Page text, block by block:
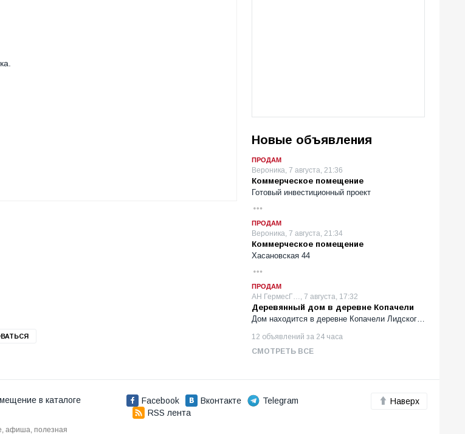
Новые объявления
ПРОДАМ
Вероника, 7 августа, 21:36
Коммерческое помещение
Готовый инвестиционный проект
ПРОДАМ
Вероника, 7 августа, 21:34
Коммерческое помещение
Хасановская 44
ПРОДАМ
АН ГермесГ…, 7 августа, 17:32
Деревянный дом в деревне Копачели
Дом находится в деревне Копачели Лидског…
12 объявлений за 24 часа
СМОТРЕТЬ ВСЕ
в каталоге
афиша, полезная
Facebook Вконтакте
Telegram
RSS лента
Наверх